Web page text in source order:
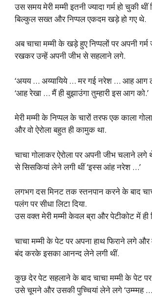
उस समय मेरी मम्मी इतनी ज्यादा गर्म हो चुकी
बिल्कुल सख्त और निप्पल एकदम खड़े हो गए थे.
अब चाचा मम्मी के खड़े हुए निप्पलों पर अपनी
रखकर उन्हें अपनी जीभ से सहलाने लगे.
‘अयय … अय्यायिये … मर गई नरेश … आह आग
‘आह रेखा … मैं ही बुझाउंगा तुम्हारी इस आग को.’
मेरी मम्मी के निप्पल के चारों तरफ एक काला
और वो ऐरोला बहुत ही कामुक था.
चाचा गोलाकर ऐरोला पर अपनी जीभ चलाने लगे
से सिसकियां लेने लगी थीं ‘इस्स आंह नरेश …’
लगभग दस मिनट तक स्तनपान करने के बाद
पलंग पर सीधा लिटा दिया.
उस वक्त मेरी मम्मी केवल ब्रा और पेटीकोट में ही
चाचा मम्मी के पेट पर अपना हाथ फिराने लगे
बंद करके इसका आनन्द लेने लगी थीं.
कुछ देर पेट सहलाने के बाद चाचा मम्मी के पेट
उसे चूमने और उसकी पुच्चियां लेने लगे ‘उम्म्मह